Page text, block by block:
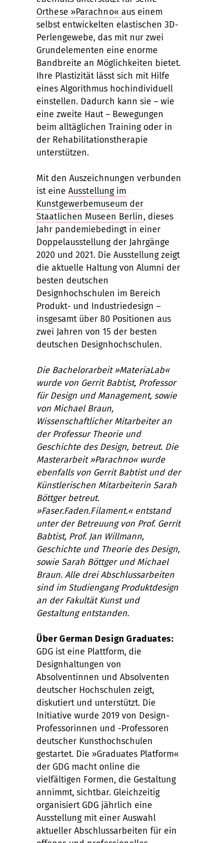
Orthese »Parachno« aus einem
selbst entwickelten elastischen 3D-
Perlengewebe, das mit nur zwei
Grundelementen eine enorme
Bandbreite an Möglichkeiten bietet.
Ihre Plastizität lässt sich mit Hilfe
eines Algorithmus hochindividuell
einstellen. Dadurch kann sie – wie
eine zweite Haut – Bewegungen
beim alltäglichen Training oder in
der Rehabilitationstherapie
unterstützen.
Mit den Auszeichnungen verbunden
ist eine Ausstellung im
Kunstgewerbemuseum der
Staatlichen Museen Berlin, dieses
Jahr pandemiebedingt in einer
Doppelausstellung der Jahrgänge
2020 und 2021. Die Ausstellung zeigt
die aktuelle Haltung von Alumni der
besten deutschen
Designhochschulen im Bereich
Produkt- und Industriedesign –
insgesamt über 80 Positionen aus
zwei Jahren von 15 der besten
deutschen Designhochschulen.
Die Bachelorarbeit »MateriaLab«
wurde von Gerrit Babtist, Professor
für Design und Management, sowie
von Michael Braun,
Wissenschaftlicher Mitarbeiter an
der Professur Theorie und
Geschichte des Design, betreut. Die
Masterarbeit »Parachno« wurde
ebenfalls von Gerrit Babtist und der
Künstlerischen Mitarbeiterin Sarah
Böttger betreut.
»Faser.Faden.Filament.« entstand
unter der Betreuung von Prof. Gerrit
Babtist, Prof. Jan Willmann,
Geschichte und Theorie des Design,
sowie Sarah Böttger und Michael
Braun. Alle drei Abschlussarbeiten
sind im Studiengang Produktdesign
an der Fakultät Kunst und
Gestaltung entstanden.
Über German Design Graduates:
GDG ist eine Plattform, die
Designhaltungen von
Absolventinnen und Absolventen
deutscher Hochschulen zeigt,
diskutiert und unterstützt. Die
Initiative wurde 2019 von Design-
Professorinnen und -Professoren
deutscher Kunsthochschulen
gestartet. Die »Graduates Platform«
der GDG macht online die
vielfältigen Formen, die Gestaltung
annimmt, sichtbar. Gleichzeitig
organisiert GDG jährlich eine
Ausstellung mit einer Auswahl
aktueller Abschlussarbeiten für ein